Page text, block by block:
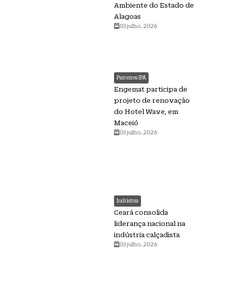
Ambiente do Estado de
Alagoas
03 julho, 2026
Parceiros IPA
Engemat participa de
projeto de renovação
do Hotel Wave, em
Maceió
03 julho, 2026
Indústria
Ceará consolida
liderança nacional na
indústria calçadista
03 julho, 2026